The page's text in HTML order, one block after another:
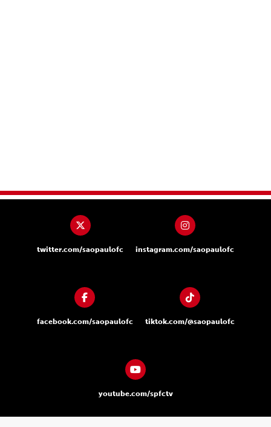
twitter.com/saopaulofc instagram.com/saopaulofc
facebook.com/saopaulofc tiktok.com/@saopaulofc
youtube.com/spfctv